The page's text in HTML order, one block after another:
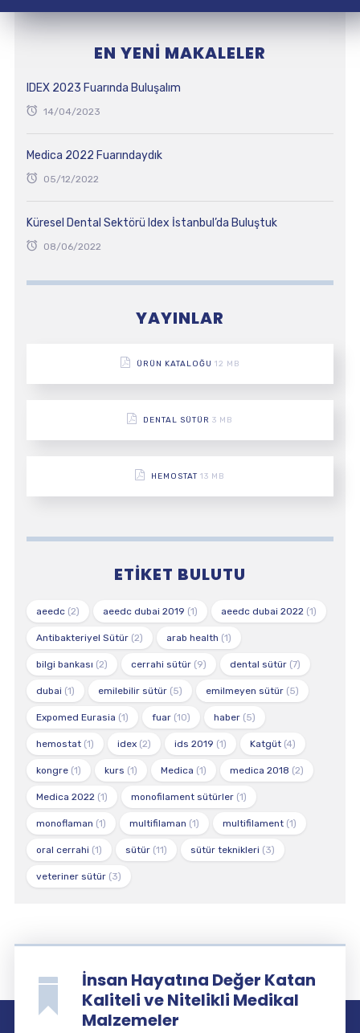
EN YENI MAKALELER
IDEX 2023 Fuarında Buluşalım
14/04/2023
Medica 2022 Fuarındaydık
05/12/2022
Küresel Dental Sektörü Idex İstanbul’da Buluştuk
08/06/2022
YAYINLAR
ÜRÜN KATALOĞU 12 MB
DENTAL SÜTÜR 3 MB
HEMOSTAT 13 MB
ETIKET BULUTU
aeedc(2) aeedc dubai 2019 (1) aeedc dubai 2022(1)
Antibakteriyel Sütür(2) arab health (1)
bilgi bankası (2) cerrahi sütür(9) dental sütür(7)
dubai (1) emilebilir sütür(5) emilmeyen sütür(5)
Expomed Eurasia (1) fuar(10) haber(5)
hemostat(1) idex(2) ids 2019 (1) Katgüt(4)
kongre(1) kurs (1) Medica (1) medica 2018 (2)
Medica 2022(1) monofilament sütürler(1)
monoflaman (1) multifilaman (1) multifilament(1)
oral cerrahi (1) sütür(11) sütür teknikleri (3)
veteriner sütür(3)
İnsan Hayatına Değer Katan
Kaliteli ve Nitelikli Medikal
Malzemeler